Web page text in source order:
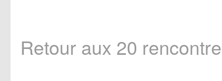
Retour aux 20